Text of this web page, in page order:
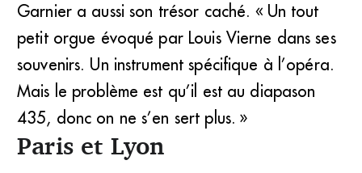
Garnier a aussi son trésor caché. « Un tout
petit orgue évoqué par Louis Vierne dans ses
souvenirs. Un instrument spécifique à l’opéra.
Mais le problème est qu’il est au diapason
435, donc on ne s’en sert plus. »
Paris et Lyon